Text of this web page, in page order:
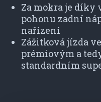
Za mokra je díky
pohonu zadní
nařízení
Zážitková jízda
prémiovým a
standardním